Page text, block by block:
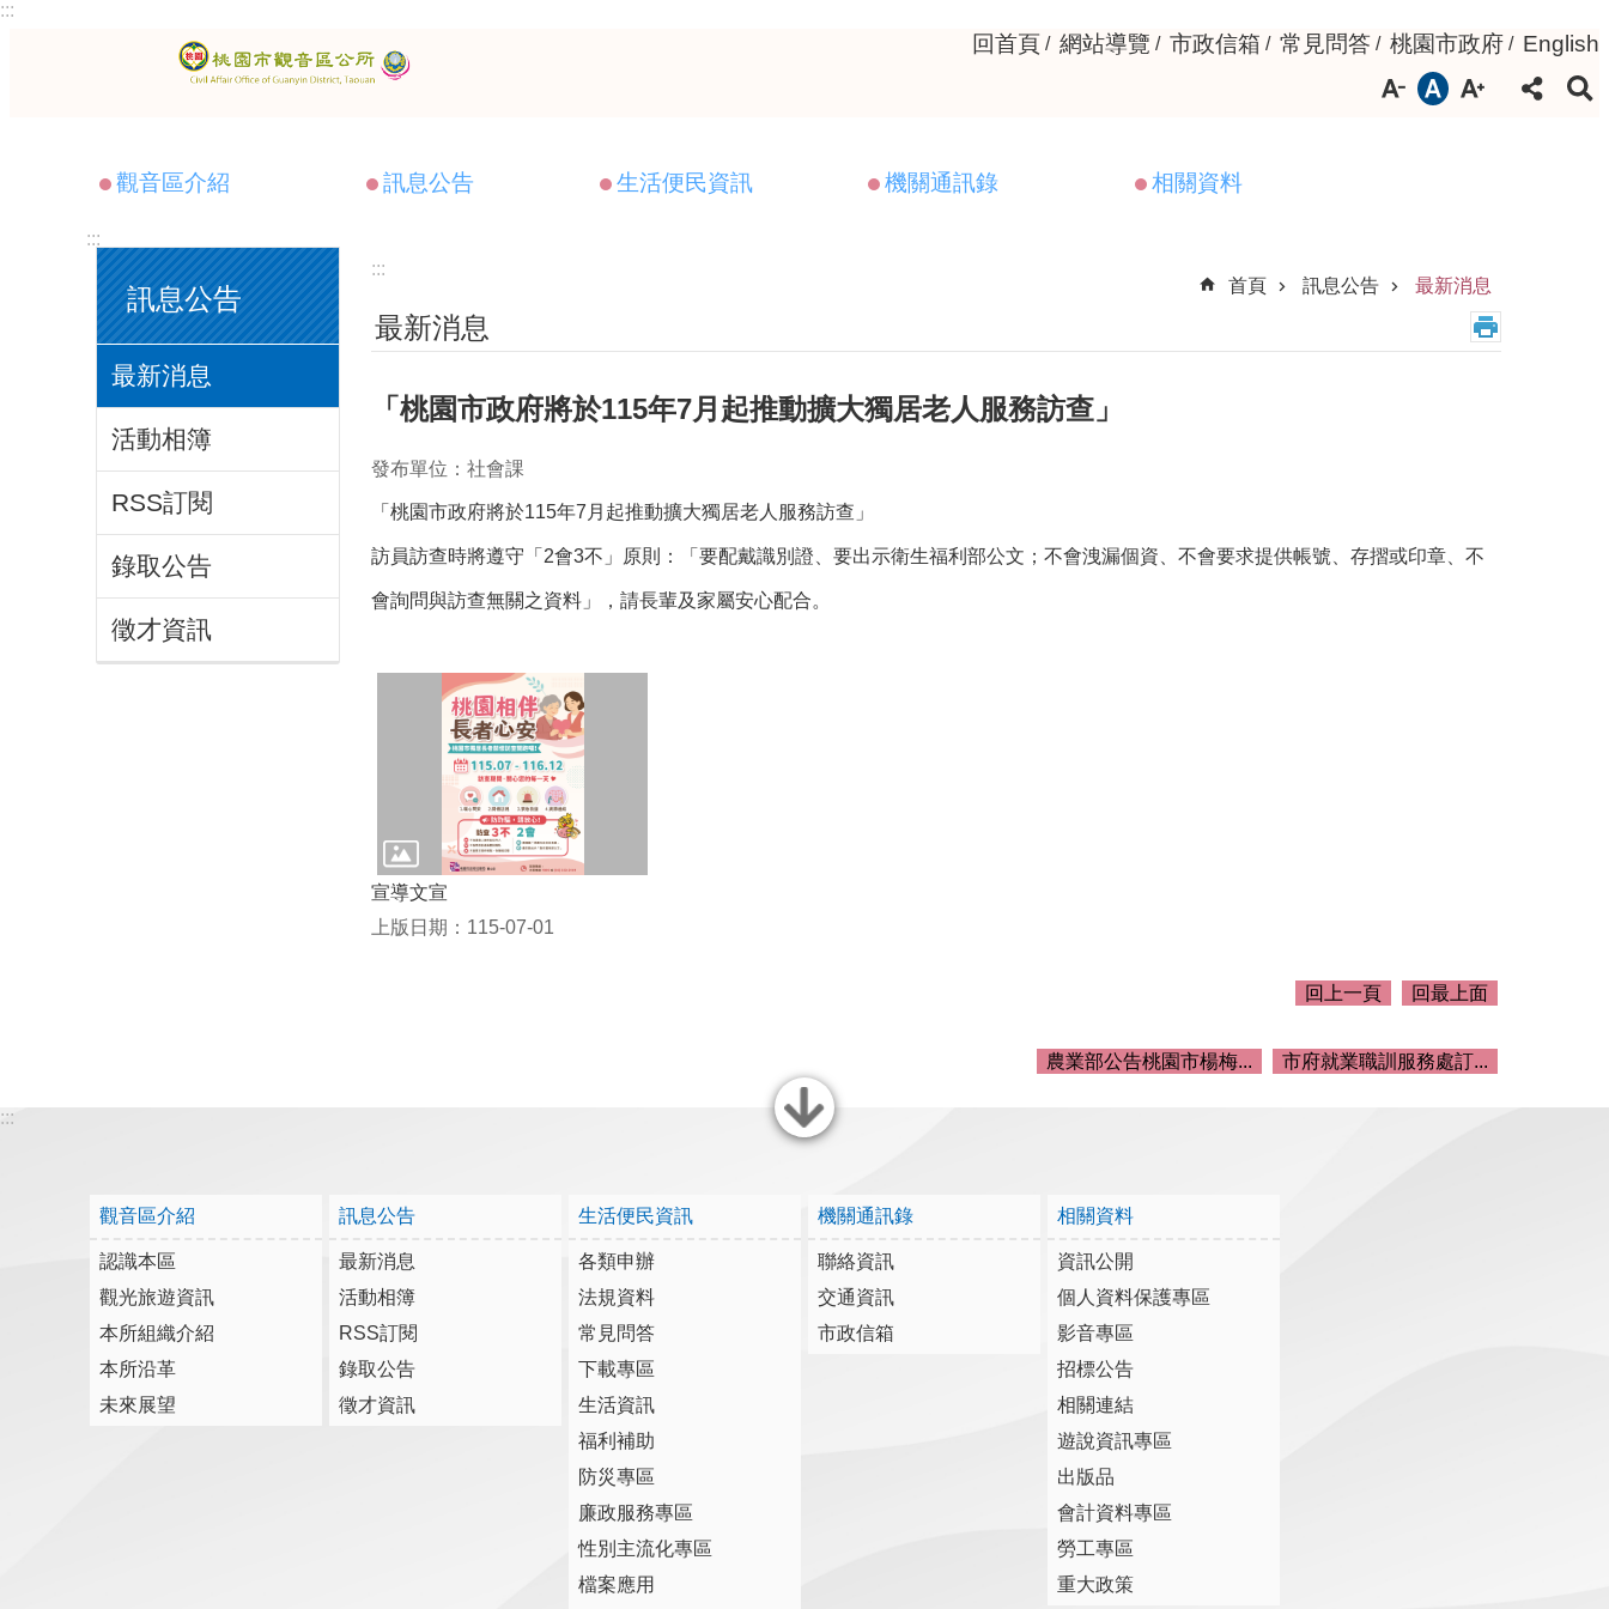
跳到主要內容區塊
:::
回首頁 網站導覽 市政信箱 常見問答 桃園市政府 English
觀音區介紹 訊息公告 生活便民資訊 機關通訊錄 相關資料
:::
訊息公告
最新消息
活動相簿
RSS訂閱
錄取公告
徵才資訊
:::
首頁
訊息公告 最新消息
最新消息
「桃園市政府將於115年7月起推動擴大獨居老人服務訪查」
發布單位：社會課
「桃園市政府將於115年7月起推動擴大獨居老人服務訪查」
訪員訪查時將遵守「2會3不」原則：「要配戴識別證、要出示衛生福利部公文；不會洩漏個資、不會要求提供帳號、存摺或印章、不
會詢問與訪查無關之資料」，請長輩及家屬安心配合。
宣導文宣
上版日期：115-07-01
回上一頁 回最上面
農業部公告桃園市楊梅... 市府就業職訓服務處訂...
關閉
:::
觀音區介紹
認識本區
觀光旅遊資訊
本所組織介紹
本所沿革
未來展望
訊息公告
最新消息
活動相簿
RSS訂閱
錄取公告
徵才資訊
生活便民資訊
各類申辦
法規資料
常見問答
下載專區
生活資訊
福利補助
防災專區
廉政服務專區
性別主流化專區
檔案應用
機關通訊錄
聯絡資訊
交通資訊
市政信箱
相關資料
資訊公開
個人資料保護專區
影音專區
招標公告
相關連結
遊說資訊專區
出版品
會計資料專區
勞工專區
重大政策